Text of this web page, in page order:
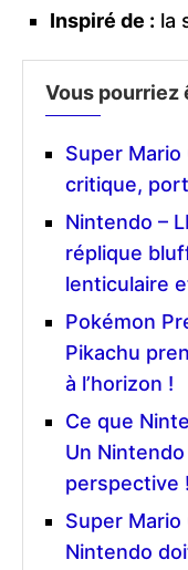
Inspiré de : la
Vous pourriez
Super Mario
critique,
Nintendo –
réplique
lenticulaire
Pokémon
Pikachu
à l’horizon !
Ce que
Un
perspective !
Super Mario
Nintendo